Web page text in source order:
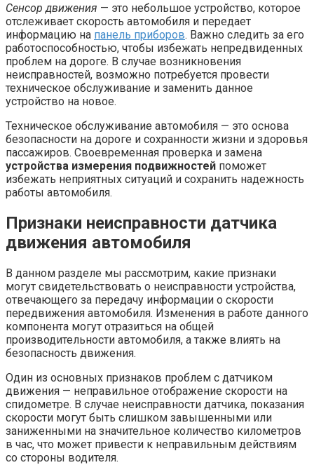
Сенсор движения — это небольшое устройство, которое
отслеживает скорость автомобиля и передает
информацию на панель приборов. Важно следить за его
работоспособностью, чтобы избежать непредвиденных
проблем на дороге. В случае возникновения
неисправностей, возможно потребуется провести
техническое обслуживание и заменить данное
устройство на новое.
Техническое обслуживание автомобиля — это основа
безопасности на дороге и сохранности жизни и здоровья
пассажиров. Своевременная проверка и замена
устройства измерения подвижностей поможет
избежать неприятных ситуаций и сохранить надежность
работы автомобиля.
Признаки неисправности датчика
движения автомобиля
В данном разделе мы рассмотрим, какие признаки
могут свидетельствовать о неисправности устройства,
отвечающего за передачу информации о скорости
передвижения автомобиля. Изменения в работе данного
компонента могут отразиться на общей
производительности автомобиля, а также влиять на
безопасность движения.
Один из основных признаков проблем с датчиком
движения — неправильное отображение скорости на
спидометре. В случае неисправности датчика, показания
скорости могут быть слишком завышенными или
заниженными на значительное количество километров
в час, что может привести к неправильным действиям
со стороны водителя.